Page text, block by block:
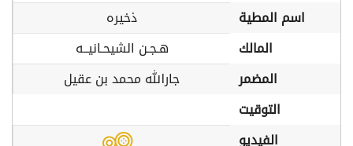
اسم المطية
ذخيره
المالك
هـجـن الشيحـانيــه
المضمر
جارالله محمد بن عقيل
التوقيت
الفيديو